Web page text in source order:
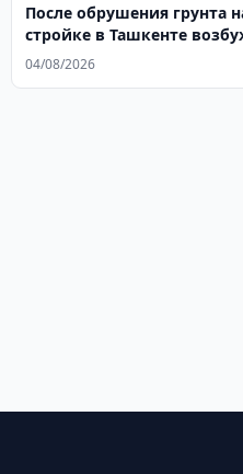
После обрушения грунта
стройке в Ташкенте
уголовное дело
04/08/2026